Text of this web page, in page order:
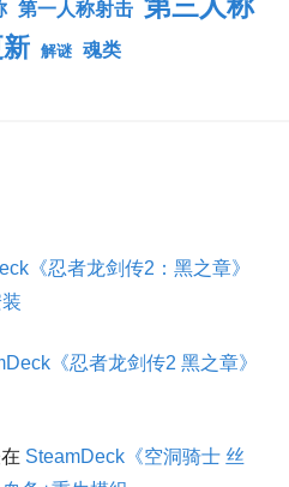
第一人称射击
解谜 魂类
《忍者龙剑传2：黑之章》
《忍者龙剑传2 黑之章》
SteamDeck《空洞骑士 丝